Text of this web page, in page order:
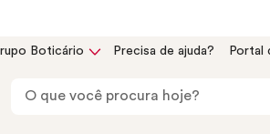
Boticário Precisa de ajuda? Portal